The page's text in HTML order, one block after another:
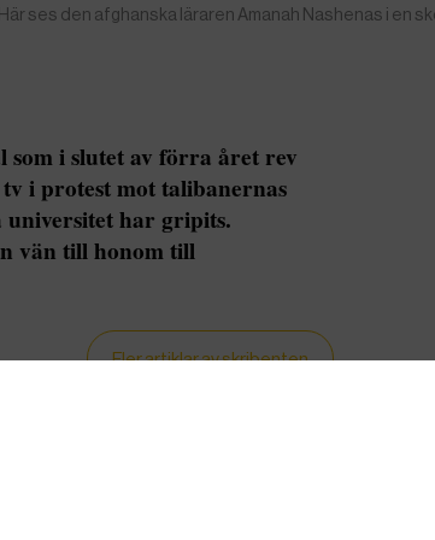
ses den afghanska läraren Amanah Nashenas i en
som i slutet av förra året rev
i protest mot talibanernas
har gripits.
vän till honom till
Fler artiklar av skribenten
professorer och lärare